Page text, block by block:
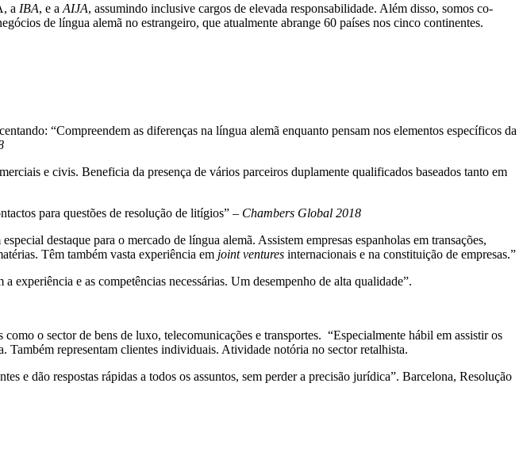
a IBA, e a AIJA, assumindo inclusive cargos de elevada responsabilidade. Além disso, somos co-
de língua alemã no estrangeiro, que atualmente abrange 60 países nos cinco continentes.
“Compreendem as diferenças na língua alemã enquanto pensam nos elementos específicos da
e civis. Beneficia da presença de vários parceiros duplamente qualificados baseados tanto em
para questões de resolução de litígios” – Chambers Global 2018
destaque para o mercado de língua alemã. Assistem empresas espanholas em transações,
Têm também vasta experiência em joint ventures internacionais e na constituição de empresas.”
experiência e as competências necessárias. Um desempenho de alta qualidade”.
o sector de bens de luxo, telecomunicações e transportes. “Especialmente hábil em assistir os
Também representam clientes individuais. Atividade notória no sector retalhista.
e dão respostas rápidas a todos os assuntos, sem perder a precisão jurídica”. Barcelona, Resolução